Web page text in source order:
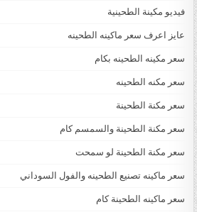
فيديو مكينة الطحينية
عايز اعرف سعر ماكينه الطحينه
سعر مكينه الطحينه بكام
سعر مكنه الطحينه
سعر مكنة الطحينة
سعر مكنة الطحينة والسمسم كام
سعر مكنة الطحينة لو سمحت
سعر ماكينه تصنيع الطحينه والفول السوداني
سعر ماكينه الطحينة كام